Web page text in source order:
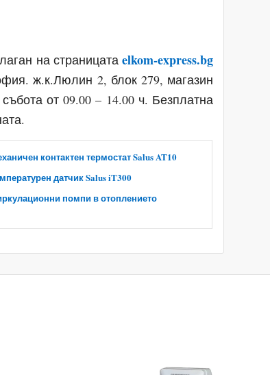
на страницата elkom-express.bg
ж.к.Люлин 2, блок 279, магазин
от 09.00 – 14.00 ч. Безплатна
контактен термостат Salus AT10
датчик Salus iT300
помпи в отоплението